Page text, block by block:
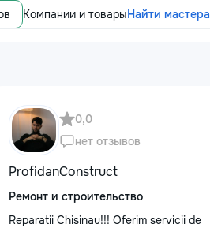
Компании и товарыНайти мастера
0,0
нет отзывов
ProfidanConstruct
Ремонт и строительство
Reparatii Chisinau!!! Oferim servicii de